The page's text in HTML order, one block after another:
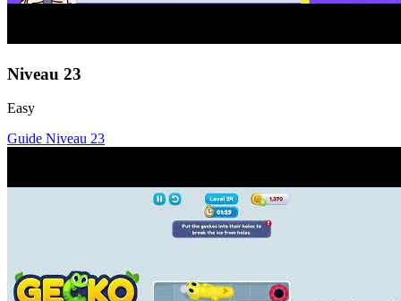
Niveau 23
Easy
Guide Niveau 23